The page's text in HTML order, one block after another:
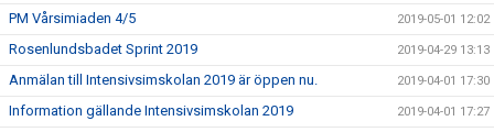
PM Vårsimiaden 4/5 2019-05-01 12:02
Rosenlundsbadet Sprint 2019 2019-04-29 13:13
Anmälan till Intensivsimskolan 2019 är öppen nu. 2019-04-01 17:30
Information gällande Intensivsimskolan 2019 2019-04-01 17:27